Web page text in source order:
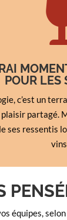
POUR LES
c’est un
partagé.
ses ressentis
équipes,